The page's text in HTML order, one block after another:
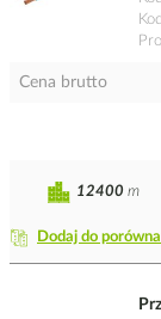
Cena brutto
Dodaj do
12400 m